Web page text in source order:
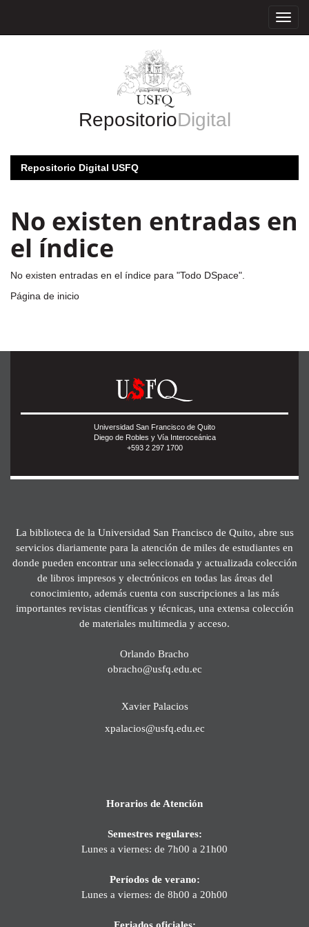
RepositorioDigital
Repositorio Digital USFQ
No existen entradas en
el índice
No existen entradas en el índice para "Todo DSpace".
Página de inicio
Universidad San Francisco de Quito
Diego de Robles y Vía Interoceánica
+593 2 297 1700
La biblioteca de la Universidad San Francisco de Quito, abre sus
servicios diariamente para la atención de miles de estudiantes en
donde pueden encontrar una seleccionada y actualizada colección
de libros impresos y electrónicos en todas las áreas del
conocimiento, además cuenta con suscripciones a las más
importantes revistas científicas y técnicas, una extensa colección
de materiales multimedia y acceso.
Orlando Bracho
obracho@usfq.edu.ec
Xavier Palacios
xpalacios@usfq.edu.ec
Horarios de Atención
Semestres regulares:
Lunes a viernes: de 7h00 a 21h00
Períodos de verano:
Lunes a viernes: de 8h00 a 20h00
Feriados oficiales: